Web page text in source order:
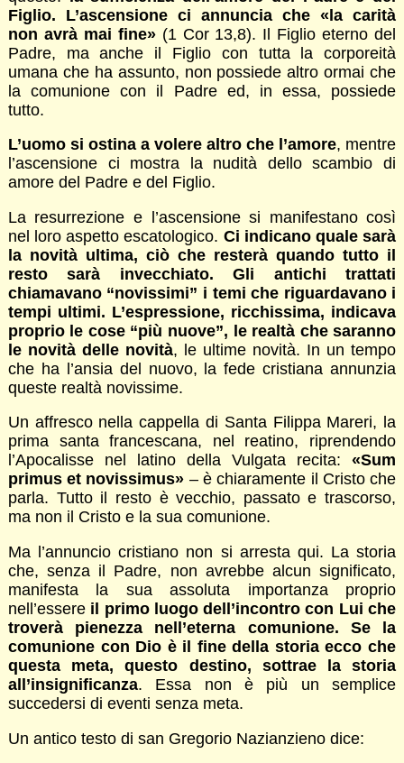
Figlio. L’ascensione ci annuncia che «la carità
non avrà mai fine»(1 Cor 13,8). Il Figlio eterno del
Padre, ma anche il Figlio con tutta la corporeità
umana che ha assunto, non possiede altro ormai che
la comunione con il Padre ed, in essa, possiede
tutto.
L’uomo si ostina a volere altro che l’amore, mentre
l’ascensione ci mostra la nudità dello scambio di
amore del Padre e del Figlio.
La resurrezione e l’ascensione si manifestano così
nel loro aspetto escatologico. Ci indicano quale sarà
la novità ultima, ciò che resterà quando tutto il
resto sarà invecchiato. Gli antichi trattati
chiamavano “novissimi” i temi che riguardavano i
tempi ultimi. L’espressione, ricchissima, indicava
proprio le cose “più nuove”, le realtà che saranno
le novità delle novità, le ultime novità. In un tempo
che ha l’ansia del nuovo, la fede cristiana annunzia
queste realtà novissime.
Un affresco nella cappella di Santa Filippa Mareri, la
prima santa francescana, nel reatino, riprendendo
l’Apocalisse nel latino della Vulgata recita:«Sum
primus et novissimus» – è chiaramente il Cristo che
parla. Tutto il resto è vecchio, passato e trascorso,
ma non il Cristo e la sua comunione.
Ma l’annuncio cristiano non si arresta qui. La storia
che, senza il Padre, non avrebbe alcun significato,
manifesta la sua assoluta importanza proprio
nell’essere il primo luogo dell’incontro con Lui che
troverà pienezza nell’eterna comunione. Se la
comunione con Dio è il fine della storia ecco che
questa meta, questo destino, sottrae la storia
all’insignificanza. Essa non è più un semplice
succedersi di eventi senza meta.
Un antico testo di san Gregorio Nazianzieno dice: